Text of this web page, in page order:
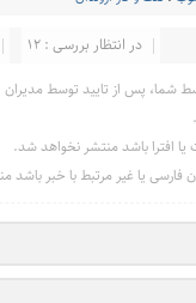
در انتظار بررسی : 12
شما، پس از تایید توسط مدیران
افترا باشد منتشر نخواهد شد.
فارسی یا غیر مرتبط با خبر